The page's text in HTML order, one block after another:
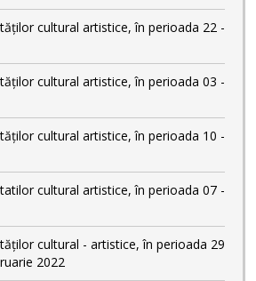
cultural artistice, în perioada 22 -
cultural artistice, în perioada 03 -
cultural artistice, în perioada 10 -
cultural artistice, în perioada 07 -
cultural - artistice, în perioada 29
2022